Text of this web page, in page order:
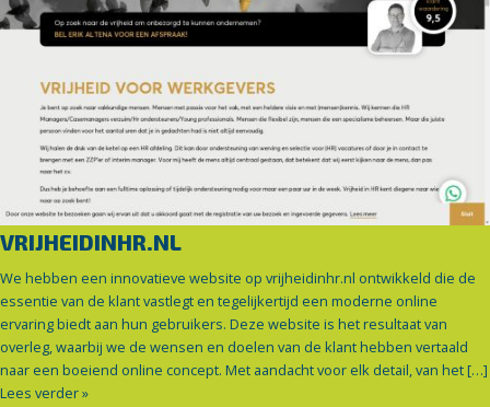
VRIJHEIDINHR.NL
We hebben een innovatieve website op vrijheidinhr.nl ontwikkeld die de
essentie van de klant vastlegt en tegelijkertijd een moderne online
ervaring biedt aan hun gebruikers. Deze website is het resultaat van
overleg, waarbij we de wensen en doelen van de klant hebben vertaald
naar een boeiend online concept. Met aandacht voor elk detail, van het […]
Lees verder »